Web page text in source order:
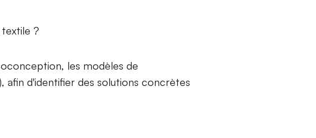
?
les modèles de
afin d'identifier des solutions concrètes